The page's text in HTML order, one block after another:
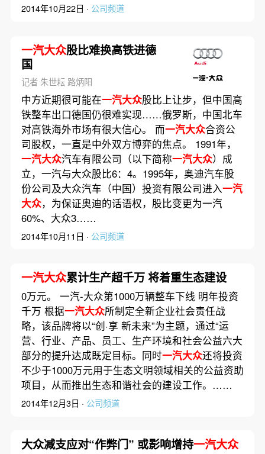
2014年10月22日 · 公司频道
一汽大众股比难换高铁进德
国
记者 朱世耘 路炳阳
中方近期很可能在一汽大众股比上让步，但中国高
铁整车出口德国仍很难实现……俄罗斯，中国北车
对高铁海外市场有很大信心。 而一汽大众合资公
司股权，一直是中外双方博弈的焦点。 1991年，
一汽大众汽车有限公司（以下简称一汽大众）成
立，一汽与大众股比6：4。1995年，奥迪汽车股
份公司及大众汽车（中国）投资有限公司进入一汽
大众，为保证奥迪的话语权，股比变更为一汽
60%、大众3……
2014年10月11日 · 公司频道
一汽大众累计生产超千万 将着重生态建设
0万元。 一汽-大众第1000万辆整车下线 明年投资
千万 根据一汽大众所制定全新企业社会责任战
略，该品牌将以“创·享 新未来”为主题，通过“运
营、行业、产品、员工、生产环境和社会公益六大
部分的提升达成既定目标。同时一汽大众还将投资
不少于1000万元用于生态文明领域相关的公益资助
项目，从而推出生态和谐社会的建设工作。……
2014年12月3日 · 公司频道
大众减支应对“作弊门” 或影响增持一汽大众